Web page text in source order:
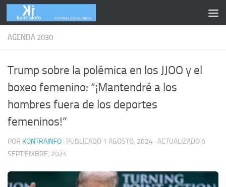
Skip to content
AGENDA 2030
Trump sobre la polémica en los JJOO y el
boxeo femenino: “¡Mantendré a los
hombres fuera de los deportes
femeninos!”
POR KONTRAINFO · PUBLICADO 1 AGOSTO, 2024 · ACTUALIZADO6
SEPTIEMBRE, 2024